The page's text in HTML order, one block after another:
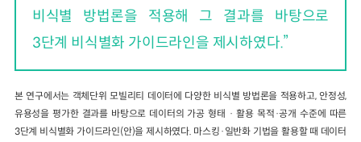
비식별 방법론을 적용해 그 결과를 바탕으로
3단계 비식별화 가이드라인을 제시하였다.”
본 연구에서는 객체단위 모빌리티 데이터에 다양한 비식별 방법론을 적용하고, 안정성,
유용성을 평가한 결과를 바탕으로 데이터의 가공 형태 · 활용 목적·공개 수준에 따른
3단계 비식별화 가이드라인(안)을 제시하였다. 마스킹·일반화 기법을 활용할 때 데이터